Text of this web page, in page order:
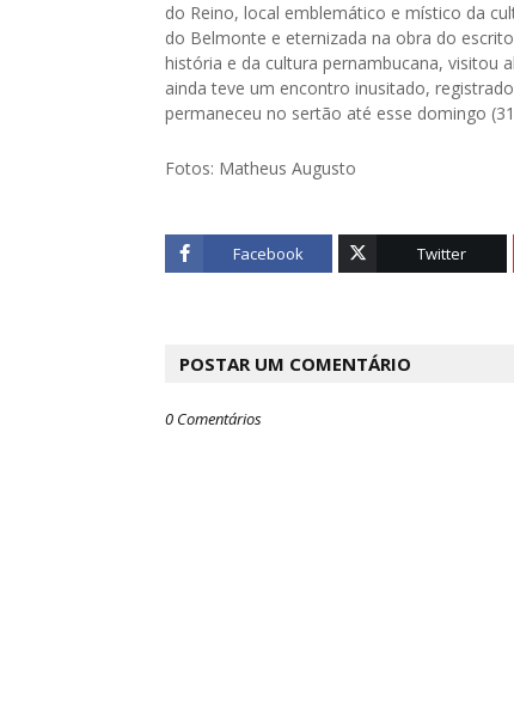
do Reino, local emblemático e místico da
do Belmonte e eternizada na obra do
história e da cultura pernambucana, visitou
ainda teve um encontro inusitado,
permaneceu no sertão até esse domingo
Fotos: Matheus Augusto
Facebook Twitter
POSTAR UM COMENTÁRIO
0 Comentários